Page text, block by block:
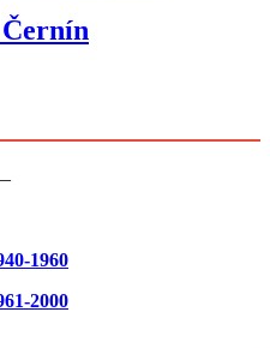
Černín
1960
2000